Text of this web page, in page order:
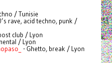
/ Tunisie
rave, acid techno, punk /
club / Lyon
/ Lyon
- Ghetto, break / Lyon